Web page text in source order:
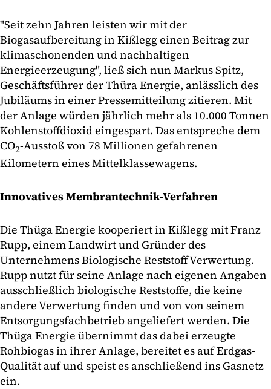
"Seit zehn Jahren leisten wir mit der
Biogasaufbereitung in Kißlegg einen Beitrag zur
klimaschonenden und nachhaltigen
Energieerzeugung", ließ sich nun Markus Spitz,
Geschäftsführer der Thüra Energie, anlässlich des
Jubiläums in einer Pressemitteilung zitieren. Mit
der Anlage würden jährlich mehr als 10.000 Tonnen
Kohlenstoffdioxid eingespart. Das entspreche dem
CO2-Ausstoß von 78 Millionen gefahrenen
Kilometern eines Mittelklassewagens.
Innovatives Membrantechnik-Verfahren
Die Thüga Energie kooperiert in Kißlegg mit Franz
Rupp, einem Landwirt und Gründer des
Unternehmens Biologische Reststoff Verwertung.
Rupp nutzt für seine Anlage nach eigenen Angaben
ausschließlich biologische Reststoffe, die keine
andere Verwertung finden und von von seinem
Entsorgungsfachbetrieb angeliefert werden. Die
Thüga Energie übernimmt das dabei erzeugte
Rohbiogas in ihrer Anlage, bereitet es auf Erdgas-
Qualität auf und speist es anschließend ins Gasnetz
ein.